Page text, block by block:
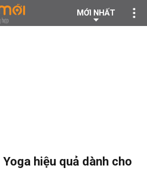
MỚI NHẤT
hiệu quả dành cho